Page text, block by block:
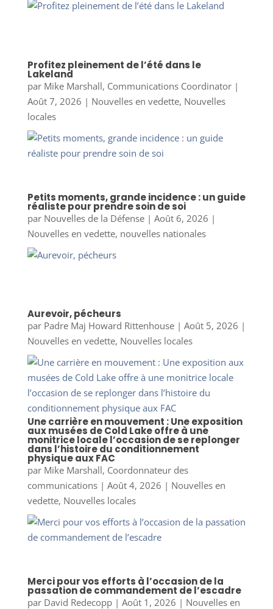
Profitez pleinement de l’été dans le
Lakeland
par Mike Marshall, Communications Coordinator|
Août 7, 2026 | Nouvelles en vedette, Nouvelles
locales
Petits moments, grande incidence : un guide
réaliste pour prendre soin de soi
par Nouvelles de la Défense| Août 6, 2026 |
Nouvelles en vedette, nouvelles nationales
Aurevoir, pécheurs
par Padre Maj Howard Rittenhouse| Août 5, 2026 |
Nouvelles en vedette, Nouvelles locales
Une carrière en mouvement : Une exposition
aux musées de Cold Lake offre à une
monitrice locale l’occasion de se replonger
dans l’histoire du conditionnement
physique aux FAC
par Mike Marshall, Coordonnateur des
communications| Août 4, 2026 | Nouvelles en
vedette, Nouvelles locales
Merci pour vos efforts à l’occasion de la
passation de commandement de l’escadre
par David Redecopp| Août 1, 2026 | Nouvelles en